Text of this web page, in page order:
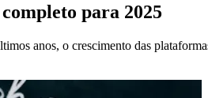
para 2025
anos, o crescimento das